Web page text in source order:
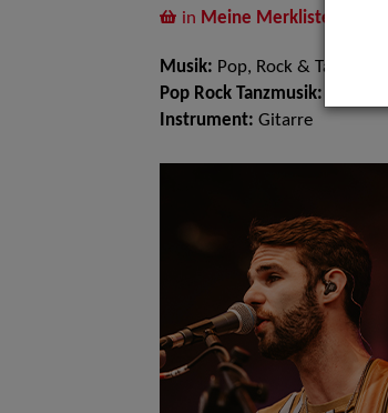
in Meine Merkliste
Musik: Pop, Rock & Tanzmusik
Pop Rock Tanzmusik:
Instrument: Gitarre